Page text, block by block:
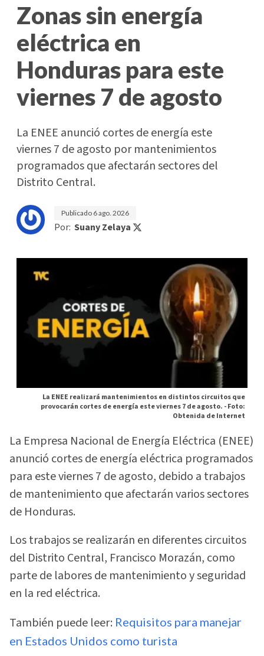
Zonas sin energía
eléctrica en
Honduras para este
viernes 7 de agosto
La ENEE anunció cortes de energía este
viernes 7 de agosto por mantenimientos
programados que afectarán sectores del
Distrito Central.
Publicado 6 ago. 2026
Por: Suany Zelaya
La ENEE realizará mantenimientos en distintos circuitos que
provocarán cortes de energía este viernes 7 de agosto. -Foto:
Obtenida de Internet
La Empresa Nacional de Energía Eléctrica (ENEE)
anunció cortes de energía eléctrica programados
para este viernes 7 de agosto, debido a trabajos
de mantenimiento que afectarán varios sectores
de Honduras.
Los trabajos se realizarán en diferentes circuitos
del Distrito Central, Francisco Morazán, como
parte de labores de mantenimiento y seguridad
en la red eléctrica.
También puede leer: Requisitos para manejar
en Estados Unidos como turista